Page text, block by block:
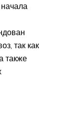
так как
также